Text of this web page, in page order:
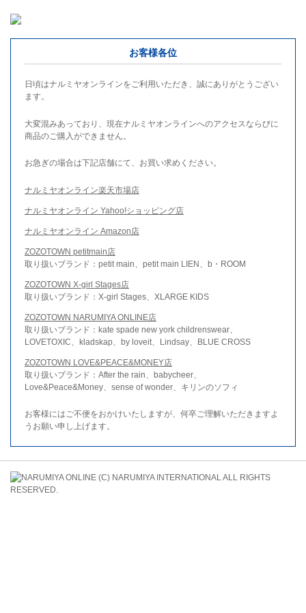
お客様各位
日頃はナルミヤオンラインをご利用いただき、誠にありがとうござい
ます。
大変混みあっており、現在ナルミヤオンラインへのアクセスならびに
商品のご購入ができません。
お急ぎの場合は下記店舗にて、お買い求めください。
ナルミヤオンライン楽天市場店
ナルミヤオンライン Yahoo!ショッピング店
ナルミヤオンライン Amazon店
ZOZOTOWN petitmain店
取り扱いブランド：petit main、petit main LIEN、b・ROOM
ZOZOTOWN X-girl Stages店
取り扱いブランド：X-girl Stages、XLARGE KIDS
ZOZOTOWN NARUMIYA ONLINE店
取り扱いブランド：kate spade new york childrenswear、
LOVETOXIC、kladskap、by loveit、Lindsay、BLUE CROSS
ZOZOTOWN LOVE&PEACE&MONEY店
取り扱いブランド：After the rain、babycheer、
Love&Peace&Money、sense of wonder、キリンのソフィ
お客様にはご不便をおかけいたしますが、何卒ご理解いただきますよ
うお願い申し上げます。